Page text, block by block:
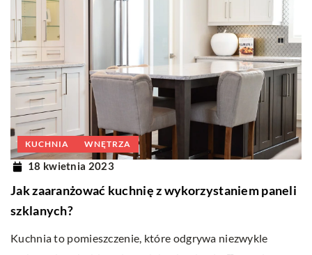
KUCHNIA WNĘTRZA
18 kwietnia 2023
Jak zaaranżować kuchnię z wykorzystaniem paneli
szklanych?
Kuchnia to pomieszczenie, które odgrywa niezwykle